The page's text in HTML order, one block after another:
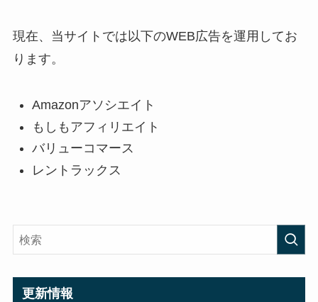
現在、当サイトでは以下のWEB広告を運用してお
ります。
Amazonアソシエイト
もしもアフィリエイト
バリューコマース
レントラックス
更新情報